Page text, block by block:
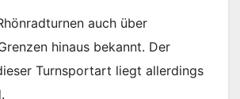
auch über
hinaus bekannt. Der
Turnsportart liegt allerdings